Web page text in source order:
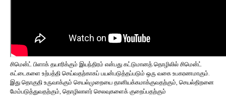
சிமென்ட் பிளாக் தயாரிக்கும் இயந்திரம் என்பது கட்டுமானத் தொழிலில் சிமென்ட்
கட்டைகளை உற்பத்தி செய்வதற்காகப் பயன்படுத்தப்படும் ஒரு வகை உபகரணமாகும்.
இது தொகுதி உருவாக்கும் செயல்முறையை தானியக்கமாக்குவதற்கும், செயல்திறனை
மேம்படுத்துவதற்கும், தொழிலாளர் செலவுகளைக் குறைப்பதற்கும்